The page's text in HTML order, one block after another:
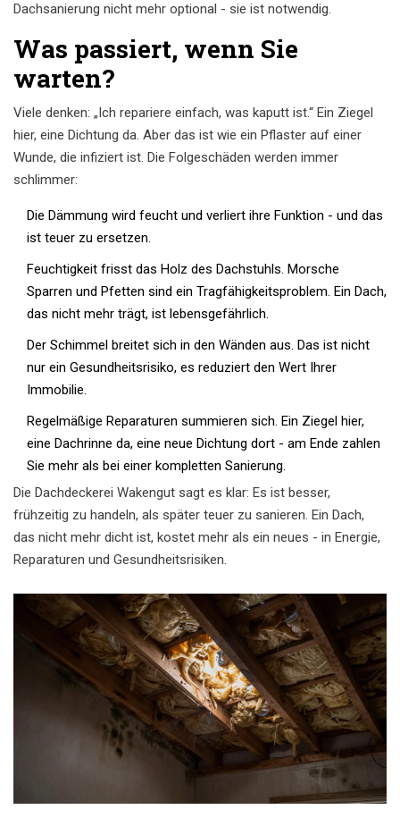
Dachsanierung nicht mehr optional - sie ist notwendig.
Was passiert, wenn Sie
warten?
Viele denken: „Ich repariere einfach, was kaputt ist.“ Ein Ziegel
hier, eine Dichtung da. Aber das ist wie ein Pflaster auf einer
Wunde, die infiziert ist. Die Folgeschäden werden immer
schlimmer:
Die Dämmung wird feucht und verliert ihre Funktion - und das
ist teuer zu ersetzen.
Feuchtigkeit frisst das Holz des Dachstuhls. Morsche
Sparren und Pfetten sind ein Tragfähigkeitsproblem. Ein Dach,
das nicht mehr trägt, ist lebensgefährlich.
Der Schimmel breitet sich in den Wänden aus. Das ist nicht
nur ein Gesundheitsrisiko, es reduziert den Wert Ihrer
Immobilie.
Regelmäßige Reparaturen summieren sich. Ein Ziegel hier,
eine Dachrinne da, eine neue Dichtung dort - am Ende zahlen
Sie mehr als bei einer kompletten Sanierung.
Die Dachdeckerei Wakengut sagt es klar: Es ist besser,
frühzeitig zu handeln, als später teuer zu sanieren. Ein Dach,
das nicht mehr dicht ist, kostet mehr als ein neues - in Energie,
Reparaturen und Gesundheitsrisiken.